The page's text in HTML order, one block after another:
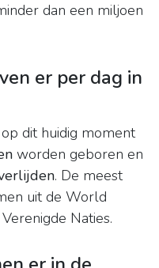
dan een miljoen
er per dag in
op dit huidig moment
worden geboren en
. De meest
uit de World
Naties.